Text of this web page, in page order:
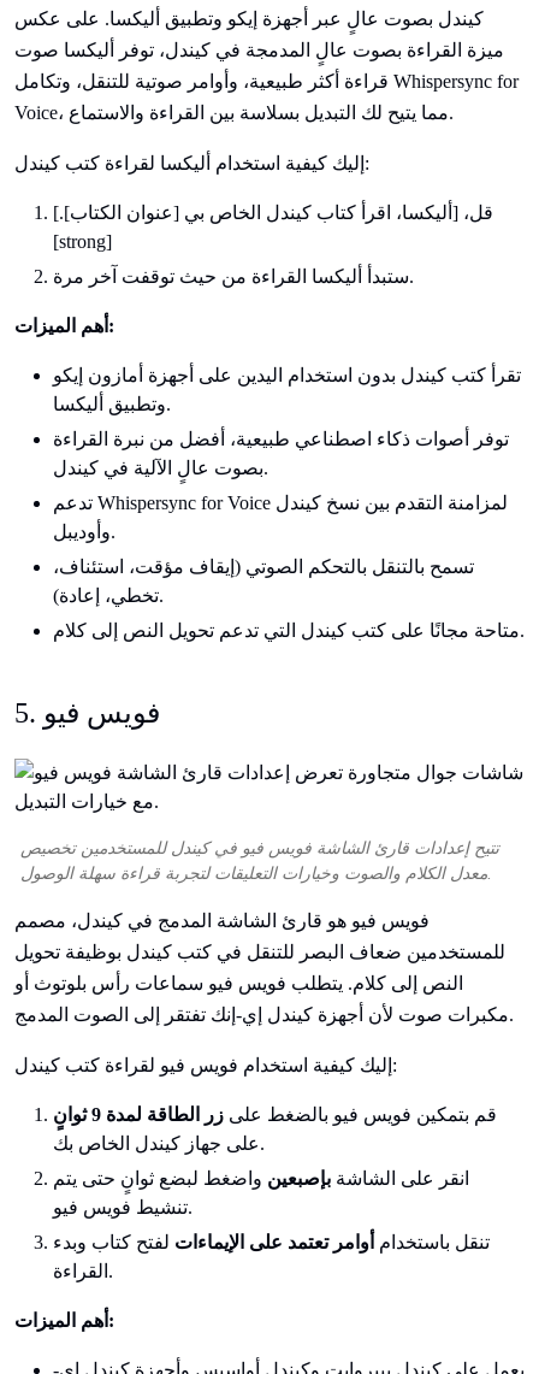
كيندل بصوت عالٍ عبر أجهزة إيكو وتطبيق أليكسا. على عكس
ميزة القراءة بصوت عالٍ المدمجة في كيندل، توفر أليكسا صوت
قراءة أكثر طبيعية، وأوامر صوتية للتنقل، وتكامل Whispersync for
Voice، مما يتيح لك التبديل بسلاسة بين القراءة والاستماع.
إليك كيفية استخدام أليكسا لقراءة كتب كيندل:
قل، [أليكسا، اقرأ كتاب كيندل الخاص بي [عنوان الكتاب].]
[strong]
ستبدأ أليكسا القراءة من حيث توقفت آخر مرة.
أهم الميزات:
تقرأ كتب كيندل بدون استخدام اليدين على أجهزة أمازون إيكو
وتطبيق أليكسا.
توفر أصوات ذكاء اصطناعي طبيعية، أفضل من نبرة القراءة
بصوت عالٍ الآلية في كيندل.
تدعم Whispersync for Voice لمزامنة التقدم بين نسخ كيندل
وأوديبل.
تسمح بالتنقل بالتحكم الصوتي (إيقاف مؤقت، استئناف،
تخطي، إعادة).
متاحة مجانًا على كتب كيندل التي تدعم تحويل النص إلى كلام.
5. فويس فيو
تتيح إعدادات قارئ الشاشة فويس فيو في كيندل للمستخدمين تخصيص
معدل الكلام والصوت وخيارات التعليقات لتجربة قراءة سهلة الوصول.
فويس فيو هو قارئ الشاشة المدمج في كيندل، مصمم
للمستخدمين ضعاف البصر للتنقل في كتب كيندل بوظيفة تحويل
النص إلى كلام. يتطلب فويس فيو سماعات رأس بلوتوث أو
مكبرات صوت لأن أجهزة كيندل إي-إنك تفتقر إلى الصوت المدمج.
إليك كيفية استخدام فويس فيو لقراءة كتب كيندل:
قم بتمكين فويس فيو بالضغط على زر الطاقة لمدة 9 ثوانٍ
على جهاز كيندل الخاص بك.
انقر على الشاشة بإصبعين واضغط لبضع ثوانٍ حتى يتم
تنشيط فويس فيو.
تنقل باستخدام أوامر تعتمد على الإيماءات لفتح كتاب وبدء
القراءة.
أهم الميزات: